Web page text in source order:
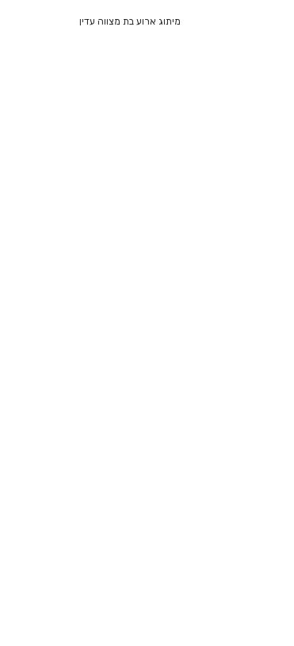
מיתוג ארוע בת מצווה עדין